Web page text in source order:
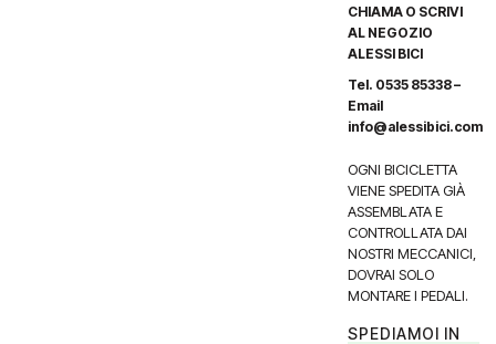
CHIAMA O SCRIVI
AL NEGOZIO
ALESSI BICI
Tel. 0535 85338 –
Email
info@alessibici.com
OGNI BICICLETTA
VIENE SPEDITA GIÀ
ASSEMBLATA E
CONTROLLATA DAI
NOSTRI MECCANICI,
DOVRAI SOLO
MONTARE I PEDALI.
SPEDIAMOI IN